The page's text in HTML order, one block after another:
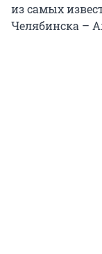
из самых
Челябинска –